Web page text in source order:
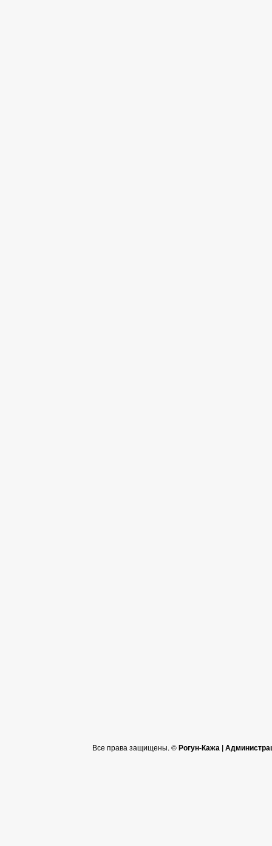
Все права защищены. ©Рогун-Кажа |